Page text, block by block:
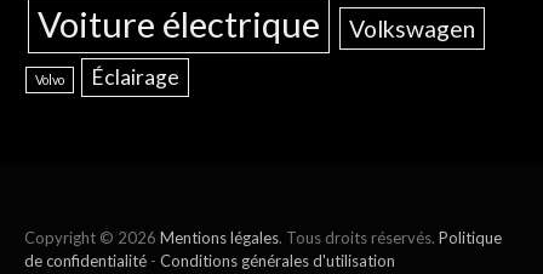
Voiture électrique Volkswagen
Volvo Éclairage
Copyright © 2026 Mentions légales. Tous droits réservés. Politique
de confidentialité - Conditions générales d'utilisation